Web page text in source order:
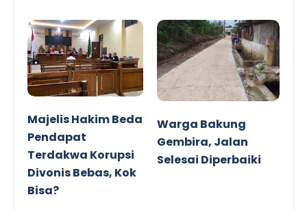
Majelis Hakim Beda
Pendapat
Terdakwa Korupsi
Divonis Bebas, Kok
Bisa?
Warga Bakung
Gembira, Jalan
Selesai Diperbaiki